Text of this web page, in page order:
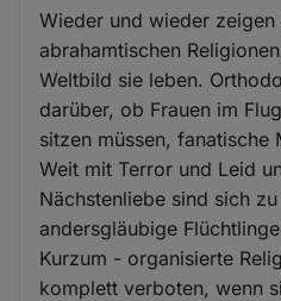
Wieder und wieder
abrahamtischen
Weltbild sie leben.
darüber, ob Frauen im
sitzen müssen, fanatische
Weit mit Terror und Leid
Nächstenliebe sind sich
andersgläubige
Kurzum - organisierte
komplett verboten, wenn